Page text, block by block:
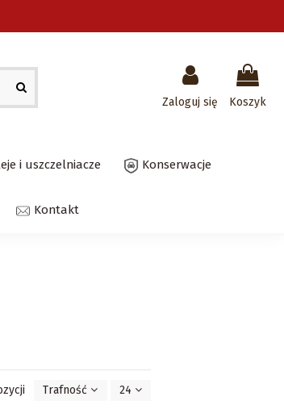
Zaloguj się Koszyk
i uszczelniacze Konserwacje
Kontakt
Trafność 24